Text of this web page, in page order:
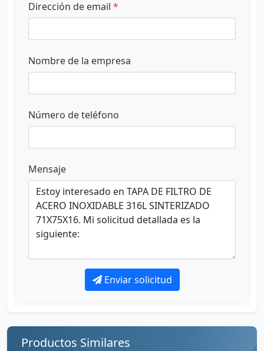
Dirección de email *
Nombre de la empresa
Número de teléfono
Mensaje
Enviar solicitud
Productos Similares